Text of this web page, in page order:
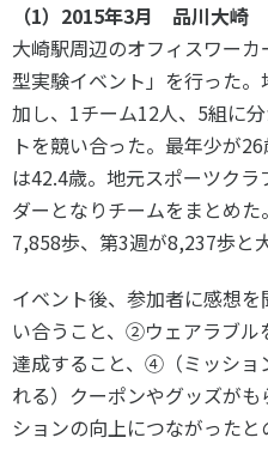
（1）2015年3月 品川大崎
大崎駅周辺のオフィスワー
型実験イベント」を行った
加し、1チーム12人、5組に
トを競い合った。最年少が
は42.4歳。地元スポーツク
ダーとなりチームをまとめ
7,858歩、第3週が8,237歩と
イベント後、参加者に感想
い合うこと、②ウェアラブ
達成すること、④（ミッショ
れる）クーポンやグッズが
ションの向上につながったと